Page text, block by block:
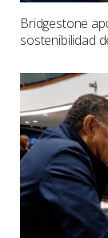
Bridgestone
sostenibilidad